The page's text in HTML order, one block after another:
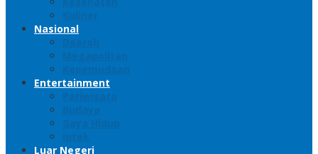
Kuliner
Nasional
Daerah
Megapolitan
Kepemudaan
Entertainment
Pariwisata
Budaya
Gaya Hidup
Iptek
Luar Negeri